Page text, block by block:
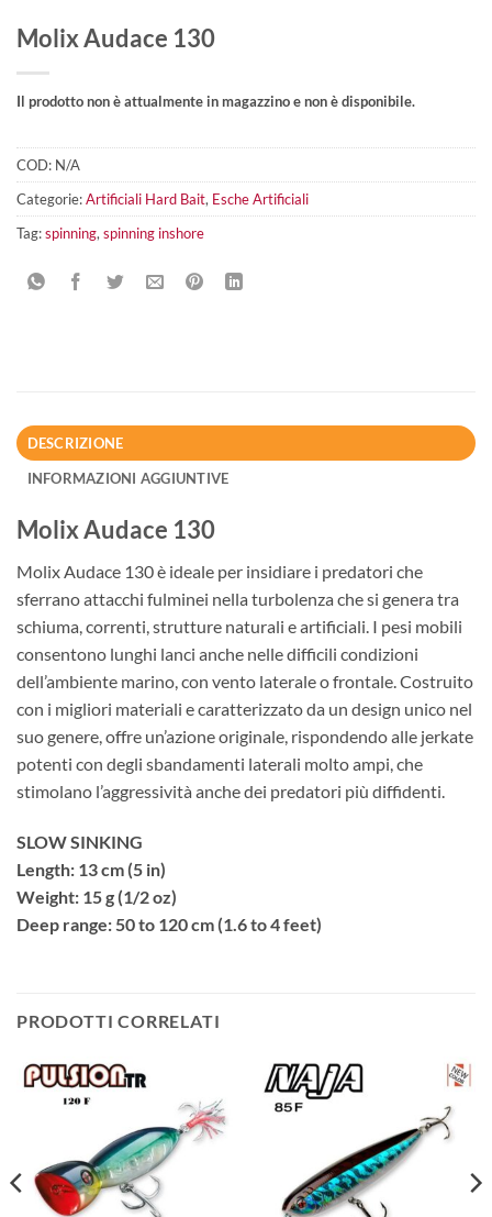
Molix Audace 130
Il prodotto non è attualmente in magazzino e non è disponibile.
COD: N/A
Categorie:Artificiali Hard Bait, Esche Artificiali
Tag:spinning, spinning inshore
DESCRIZIONE
INFORMAZIONI AGGIUNTIVE
Molix Audace 130
Molix Audace 130 è ideale per insidiare i predatori che
sferrano attacchi fulminei nella turbolenza che si genera tra
schiuma, correnti, strutture naturali e artificiali. I pesi mobili
consentono lunghi lanci anche nelle difficili condizioni
dell’ambiente marino, con vento laterale o frontale. Costruito
con i migliori materiali e caratterizzato da un design unico nel
suo genere, offre un’azione originale, rispondendo alle jerkate
potenti con degli sbandamenti laterali molto ampi, che
stimolano l’aggressività anche dei predatori più diffidenti.
SLOW SINKING
Length: 13 cm (5 in)
Weight: 15 g (1/2 oz)
Deep range: 50 to 120 cm (1.6 to 4 feet)
PRODOTTI CORRELATI